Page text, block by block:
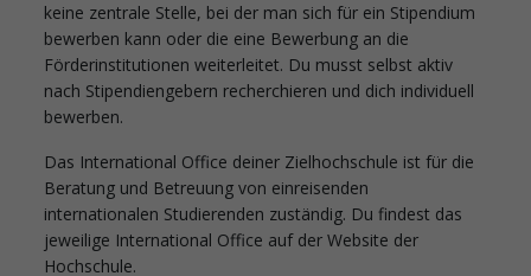
keine zentrale Stelle, bei der man sich für ein Stipendium
bewerben kann oder die eine Bewerbung an die
Förderinstitutionen weiterleitet. Du musst selbst aktiv
nach Stipendiengebern recherchieren und dich individuell
bewerben.
Das International Office deiner Zielhochschule ist für die
Beratung und Betreuung von einreisenden
internationalen Studierenden zuständig. Du findest das
jeweilige International Office auf der Website der
Hochschule.